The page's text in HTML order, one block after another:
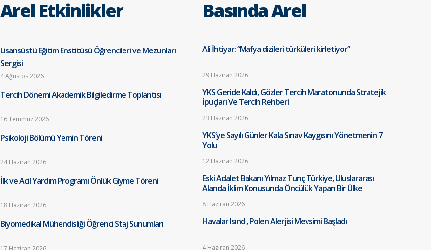
Arel Etkinlikler
Lisansüstü Eğitim Enstitüsü Öğrencileri ve Mezunları
Sergisi
4 Ağustos 2026
Tercih Dönemi Akademik Bilgiledirme Toplantısı
16 Temmuz 2026
Psikoloji Bölümü Yemin Töreni
24 Haziran 2026
İlk ve Acil Yardım Programı Önlük Giyme Töreni
18 Haziran 2026
Biyomedikal Mühendisliği Öğrenci Staj Sunumları
17 Haziran 2026
Basında Arel
Ali İhtiyar: “Mafya dizileri türküleri kirletiyor”
29 Haziran 2026
YKS Geride Kaldı, Gözler Tercih Maratonunda Stratejik
İpuçları Ve Tercih Rehberi
23 Haziran 2026
YKS’ye Sayılı Günler Kala Sınav Kaygısını Yönetmenin 7
Yolu
12 Haziran 2026
Eski Adalet Bakanı Yılmaz Tunç Türkiye, Uluslararası
Alanda İklim Konusunda Öncülük Yapan Bir Ülke
8 Haziran 2026
Havalar Isındı, Polen Alerjisi Mevsimi Başladı
4 Haziran 2026